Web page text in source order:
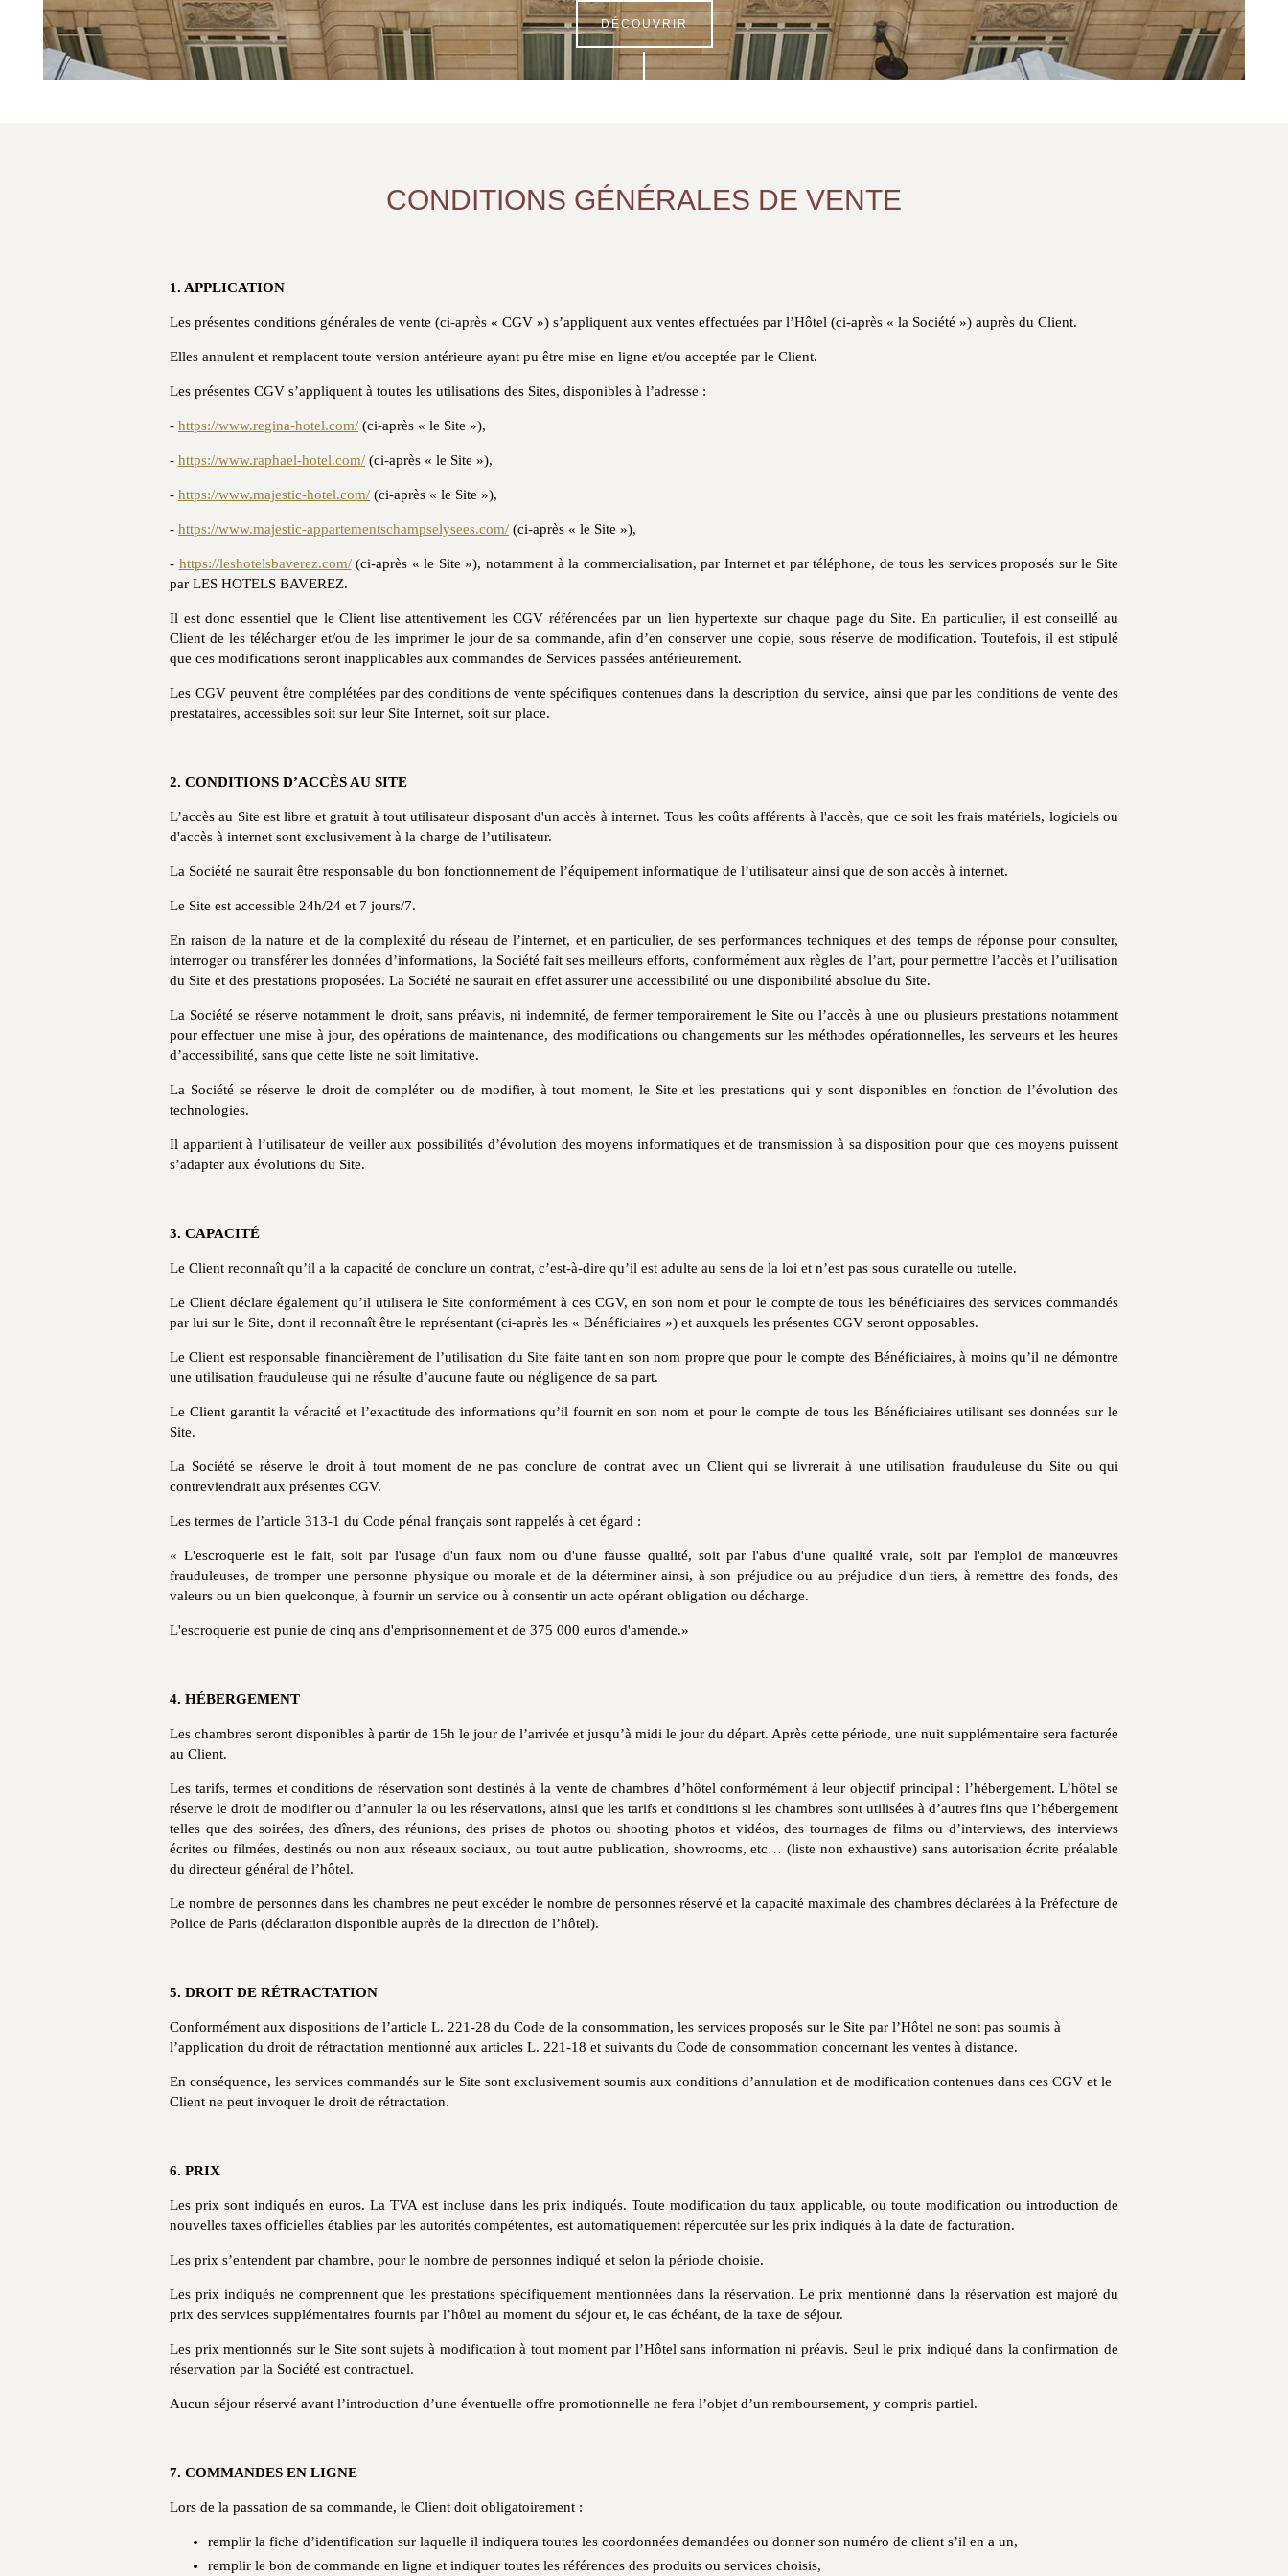
DÉCOUVRIR
CONDITIONS GÉNÉRALES DE VENTE
1. APPLICATION
Les présentes conditions générales de vente (ci-après « CGV ») s’appliquent aux ventes effectuées par l’Hôtel (ci-après « la Société ») auprès du Client.
Elles annulent et remplacent toute version antérieure ayant pu être mise en ligne et/ou acceptée par le Client.
Les présentes CGV s’appliquent à toutes les utilisations des Sites, disponibles à l’adresse :
- https://www.regina-hotel.com/ (ci-après « le Site »),
- https://www.raphael-hotel.com/ (ci-après « le Site »),
- https://www.majestic-hotel.com/ (ci-après « le Site »),
- https://www.majestic-appartementschampselysees.com/ (ci-après « le Site »),
- https://leshotelsbaverez.com/(ci-après « le Site »), notamment à la commercialisation, par Internet et par téléphone, de tous les services proposés sur le Site
par LES HOTELS BAVEREZ.
Il est donc essentiel que le Client lise attentivement les CGV référencées par un lien hypertexte sur chaque page du Site. En particulier, il est conseillé au
Client de les télécharger et/ou de les imprimer le jour de sa commande, afin d’en conserver une copie, sous réserve de modification. Toutefois, il est stipulé
que ces modifications seront inapplicables aux commandes de Services passées antérieurement.
Les CGV peuvent être complétées par des conditions de vente spécifiques contenues dans la description du service, ainsi que par les conditions de vente des
prestataires, accessibles soit sur leur Site Internet, soit sur place.
2. CONDITIONS D’ACCÈS AU SITE
L’accès au Site est libre et gratuit à tout utilisateur disposant d'un accès à internet. Tous les coûts afférents à l'accès, que ce soit les frais matériels, logiciels ou
d'accès à internet sont exclusivement à la charge de l’utilisateur.
La Société ne saurait être responsable du bon fonctionnement de l’équipement informatique de l’utilisateur ainsi que de son accès à internet.
Le Site est accessible 24h/24 et 7 jours/7.
En raison de la nature et de la complexité du réseau de l’internet, et en particulier, de ses performances techniques et des temps de réponse pour consulter,
interroger ou transférer les données d’informations, la Société fait ses meilleurs efforts, conformément aux règles de l’art, pour permettre l’accès et l’utilisation
du Site et des prestations proposées. La Société ne saurait en effet assurer une accessibilité ou une disponibilité absolue du Site.
La Société se réserve notamment le droit, sans préavis, ni indemnité, de fermer temporairement le Site ou l’accès à une ou plusieurs prestations notamment
pour effectuer une mise à jour, des opérations de maintenance, des modifications ou changements sur les méthodes opérationnelles, les serveurs et les heures
d’accessibilité, sans que cette liste ne soit limitative.
La Société se réserve le droit de compléter ou de modifier, à tout moment, le Site et les prestations qui y sont disponibles en fonction de l’évolution des
technologies.
Il appartient à l’utilisateur de veiller aux possibilités d’évolution des moyens informatiques et de transmission à sa disposition pour que ces moyens puissent
s’adapter aux évolutions du Site.
3. CAPACITÉ
Le Client reconnaît qu’il a la capacité de conclure un contrat, c’est-à-dire qu’il est adulte au sens de la loi et n’est pas sous curatelle ou tutelle.
Le Client déclare également qu’il utilisera le Site conformément à ces CGV, en son nom et pour le compte de tous les bénéficiaires des services commandés
par lui sur le Site, dont il reconnaît être le représentant (ci-après les « Bénéficiaires ») et auxquels les présentes CGV seront opposables.
Le Client est responsable financièrement de l’utilisation du Site faite tant en son nom propre que pour le compte des Bénéficiaires, à moins qu’il ne démontre
une utilisation frauduleuse qui ne résulte d’aucune faute ou négligence de sa part.
Le Client garantit la véracité et l’exactitude des informations qu’il fournit en son nom et pour le compte de tous les Bénéficiaires utilisant ses données sur le
Site.
La Société se réserve le droit à tout moment de ne pas conclure de contrat avec un Client qui se livrerait à une utilisation frauduleuse du Site ou qui
contreviendrait aux présentes CGV.
Les termes de l’article 313-1 du Code pénal français sont rappelés à cet égard :
« L'escroquerie est le fait, soit par l'usage d'un faux nom ou d'une fausse qualité, soit par l'abus d'une qualité vraie, soit par l'emploi de manœuvres
frauduleuses, de tromper une personne physique ou morale et de la déterminer ainsi, à son préjudice ou au préjudice d'un tiers, à remettre des fonds, des
valeurs ou un bien quelconque, à fournir un service ou à consentir un acte opérant obligation ou décharge.
L'escroquerie est punie de cinq ans d'emprisonnement et de 375 000 euros d'amende.»
4. HÉBERGEMENT
Les chambres seront disponibles à partir de 15h le jour de l’arrivée et jusqu’à midi le jour du départ. Après cette période, une nuit supplémentaire sera facturée
au Client.
Les tarifs, termes et conditions de réservation sont destinés à la vente de chambres d’hôtel conformément à leur objectif principal : l’hébergement. L’hôtel se
réserve le droit de modifier ou d’annuler la ou les réservations, ainsi que les tarifs et conditions si les chambres sont utilisées à d’autres fins que l’hébergement
telles que des soirées, des dîners, des réunions, des prises de photos ou shooting photos et vidéos, des tournages de films ou d’interviews, des interviews
écrites ou filmées, destinés ou non aux réseaux sociaux, ou tout autre publication, showrooms, etc… (liste non exhaustive) sans autorisation écrite préalable
du directeur général de l’hôtel.
Le nombre de personnes dans les chambres ne peut excéder le nombre de personnes réservé et la capacité maximale des chambres déclarées à la Préfecture de
Police de Paris (déclaration disponible auprès de la direction de l’hôtel).
5. DROIT DE RÉTRACTATION
Conformément aux dispositions de l’article L. 221-28 du Code de la consommation, les services proposés sur le Site par l’Hôtel ne sont pas soumis à
l’application du droit de rétractation mentionné aux articles L. 221-18 et suivants du Code de consommation concernant les ventes à distance.
En conséquence, les services commandés sur le Site sont exclusivement soumis aux conditions d’annulation et de modification contenues dans ces CGV et le
Client ne peut invoquer le droit de rétractation.
6. PRIX
Les prix sont indiqués en euros. La TVA est incluse dans les prix indiqués. Toute modification du taux applicable, ou toute modification ou introduction de
nouvelles taxes officielles établies par les autorités compétentes, est automatiquement répercutée sur les prix indiqués à la date de facturation.
Les prix s’entendent par chambre, pour le nombre de personnes indiqué et selon la période choisie.
Les prix indiqués ne comprennent que les prestations spécifiquement mentionnées dans la réservation. Le prix mentionné dans la réservation est majoré du
prix des services supplémentaires fournis par l’hôtel au moment du séjour et, le cas échéant, de la taxe de séjour.
Les prix mentionnés sur le Site sont sujets à modification à tout moment par l’Hôtel sans information ni préavis. Seul le prix indiqué dans la confirmation de
réservation par la Société est contractuel.
Aucun séjour réservé avant l’introduction d’une éventuelle offre promotionnelle ne fera l’objet d’un remboursement, y compris partiel.
7. COMMANDES EN LIGNE
Lors de la passation de sa commande, le Client doit obligatoirement :
remplir la fiche d’identification sur laquelle il indiquera toutes les coordonnées demandées ou donner son numéro de client s’il en a un,
remplir le bon de commande en ligne et indiquer toutes les références des produits ou services choisis,